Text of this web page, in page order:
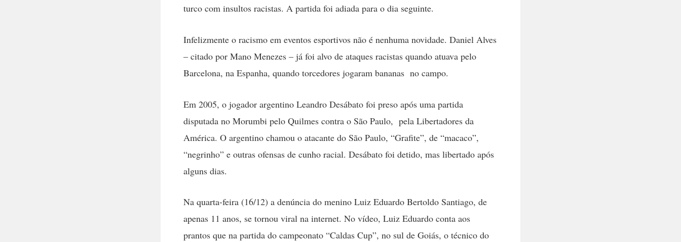
turco com insultos racistas. A partida foi adiada para o dia seguinte.
Infelizmente o racismo em eventos esportivos não é nenhuma novidade. Daniel Alves
– citado por Mano Menezes – já foi alvo de ataques racistas quando atuava pelo
Barcelona, na Espanha, quando torcedores jogaram bananas no campo.
Em 2005, o jogador argentino Leandro Desábato foi preso após uma partida
disputada no Morumbi pelo Quilmes contra o São Paulo, pela Libertadores da
América. O argentino chamou o atacante do São Paulo, “Grafite”, de “macaco”,
“negrinho” e outras ofensas de cunho racial. Desábato foi detido, mas libertado após
alguns dias.
Na quarta-feira (16/12) a denúncia do menino Luiz Eduardo Bertoldo Santiago, de
apenas 11 anos, se tornou viral na internet. No vídeo, Luiz Eduardo conta aos
prantos que na partida do campeonato “Caldas Cup”, no sul de Goiás, o técnico do